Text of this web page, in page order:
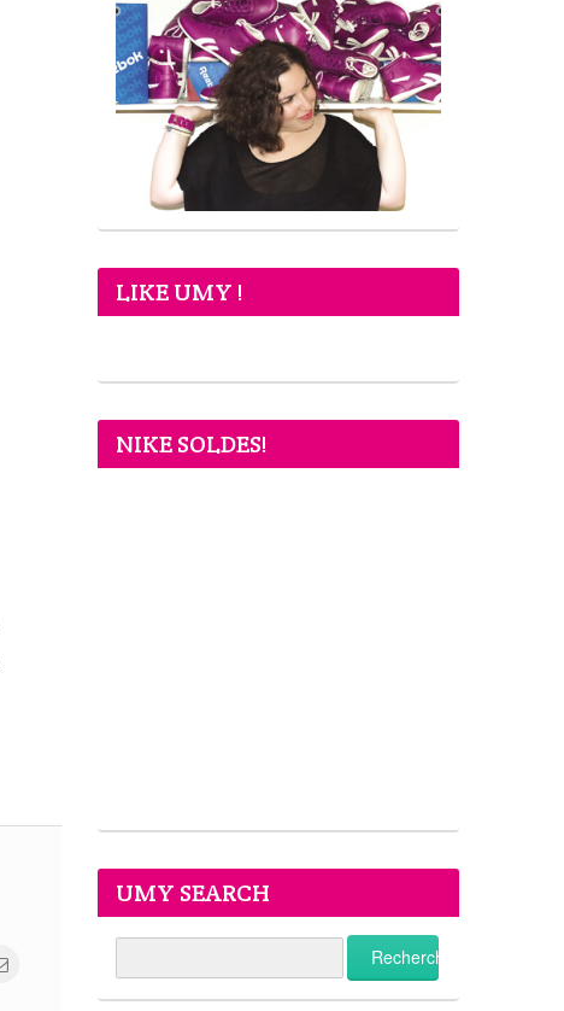
LIKE UMY !
NIKE SOLDES!
UMY SEARCH